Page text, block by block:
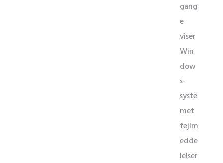
gang
e
viser
Win
dow
s-
syste
met
fejlm
edde
lelser